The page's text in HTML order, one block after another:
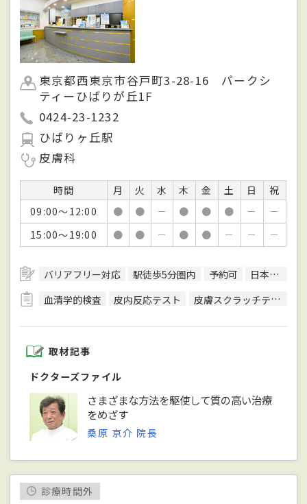
東京都西東京市谷戸町3-28-16 パークシ
ティーひばりが丘1F
0424-23-1232
ひばりヶ丘駅
皮膚科
時間 月 火 水 木 金 土 日
祝
09:00～12:00
● ● － ● ● ● －
－
15:00～19:00
● ● － ● ● － － －
バリアフリー対応 駅徒歩5分圏内 予約可
日本皮膚科学会皮膚科専門医
血清学的検査
皮内反応テスト 皮膚スクラッチテスト
取材記事
ドクターズファイル
さまざまな方法を駆使して質の高い治療
をめざす
桑原 京介 院長
診療時間外